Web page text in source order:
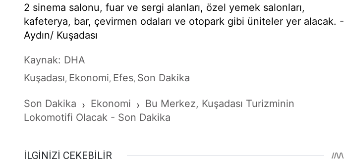
2 sinema salonu, fuar ve sergi alanları, özel yemek salonları,
kafeterya, bar, çevirmen odaları ve otopark gibi üniteler yer alacak. -
Aydın/ Kuşadası
Kaynak: DHA
Kuşadası, Ekonomi, Efes, Son Dakika
Son Dakika › Ekonomi › Bu Merkez, Kuşadası Turizminin
Lokomotifi Olacak - Son Dakika